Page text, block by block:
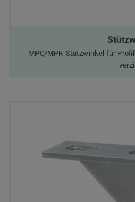
MPC/MPR-Stützwinkel für